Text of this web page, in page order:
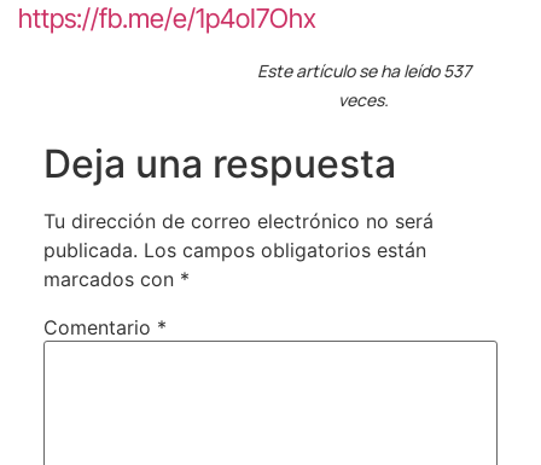
https://fb.me/e/1p4oI7Ohx
Este artículo se ha leído 537
veces.
Deja una respuesta
Tu dirección de correo electrónico no será
publicada. Los campos obligatorios están
marcados con *
Comentario *